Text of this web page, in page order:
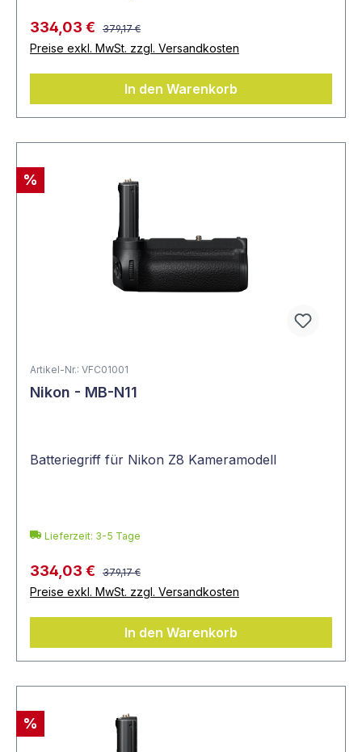
334,03 € 379,17 €
Preise exkl. MwSt. zzgl. Versandkosten
In den Warenkorb
%
Artikel-Nr.: VFC01001
Nikon - MB-N11
Batteriegriff für Nikon Z8 Kameramodell
Lieferzeit: 3-5 Tage
334,03 € 379,17 €
Preise exkl. MwSt. zzgl. Versandkosten
In den Warenkorb
%